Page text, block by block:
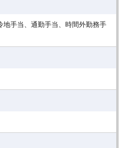
地手当、通勤手当、時間外勤務手